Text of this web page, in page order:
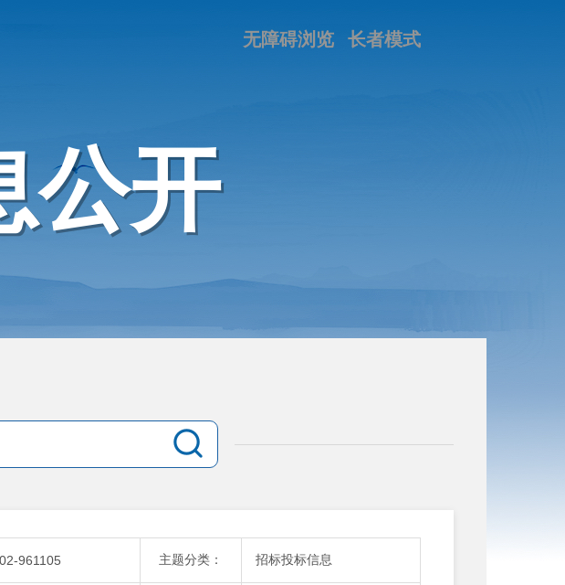
长者模式
无障碍浏览
公开
961105 主题分类： 招标投标信息